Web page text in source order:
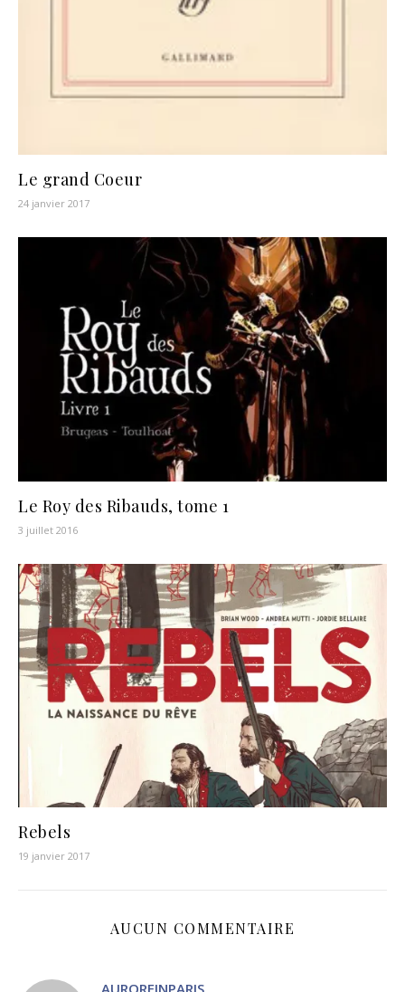
Le grand Coeur
24 janvier 2017
Le Roy des Ribauds, tome 1
3 juillet 2016
Rebels
19 janvier 2017
AUCUN COMMENTAIRE
AUROREINPARIS